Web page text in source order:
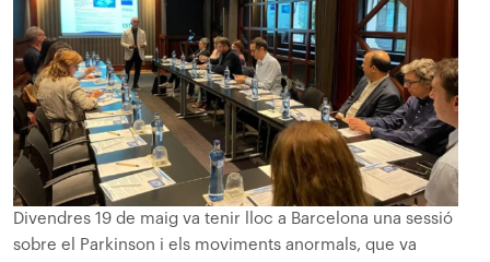
Divendres 19 de maig va tenir lloc a Barcelona una sessió
sobre el Parkinson i els moviments anormals, que va